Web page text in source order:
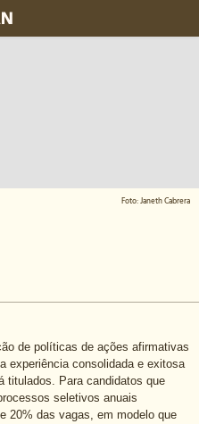
Foto: Janeth Cabrera
de políticas de ações afirmativas
experiência consolidada e exitosa
titulados. Para candidatos que
seletivos anuais
20% das vagas, em modelo que